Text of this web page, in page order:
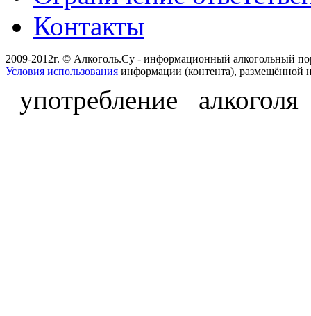
Контакты
2009-2012г. © Алкоголь.Су - информационный алкогольный
Условия использования информации (контента), размещённой
употребление